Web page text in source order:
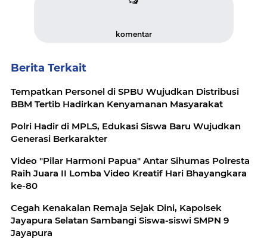
komentar
Berita Terkait
‎Tempatkan Personel di SPBU Wujudkan Distribusi
BBM Tertib Hadirkan Kenyamanan Masyarakat
Polri Hadir di MPLS, Edukasi Siswa Baru Wujudkan
Generasi Berkarakter
Video "Pilar Harmoni Papua" Antar Sihumas Polresta
Raih Juara II Lomba Video Kreatif Hari Bhayangkara
ke-80
Cegah Kenakalan Remaja Sejak Dini, Kapolsek
Jayapura Selatan Sambangi Siswa-siswi SMPN 9
Jayapura